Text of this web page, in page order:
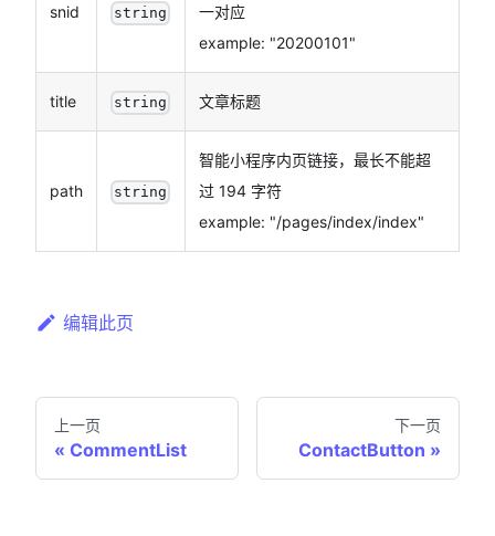
snid string
一对应
example: "20200101"
title string 文章标题
path string
智能小程序内页链接，最长不能超
过 194 字符
example: "/pages/index/index"
编辑此页
上一页
CommentList
下一页
ContactButton